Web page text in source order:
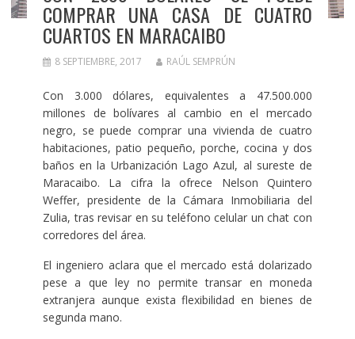
COMPRAR UNA CASA DE CUATRO
CUARTOS EN MARACAIBO
8 SEPTIEMBRE, 2017 RAÚL SEMPRÚN
Con 3.000 dólares, equivalentes a 47.500.000
millones de bolívares al cambio en el mercado
negro, se puede comprar una vivienda de cuatro
habitaciones, patio pequeño, porche, cocina y dos
baños en la Urbanización Lago Azul, al sureste de
Maracaibo. La cifra la ofrece Nelson Quintero
Weffer, presidente de la Cámara Inmobiliaria del
Zulia, tras revisar en su teléfono celular un chat con
corredores del área.
El ingeniero aclara que el mercado está dolarizado
pese a que ley no permite transar en moneda
extranjera aunque exista flexibilidad en bienes de
segunda mano.